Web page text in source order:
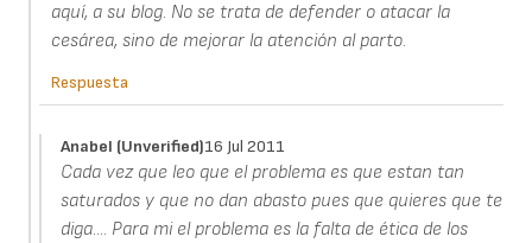
aquí, a su blog. No se trata de defender o atacar la
cesárea, sino de mejorar la atención al parto.
Respuesta
Anabel (unverified)16 Jul 2011
Cada vez que leo que el problema es que estan tan
saturados y que no dan abasto pues que quieres que te
diga.... Para mi el problema es la falta de ética de los